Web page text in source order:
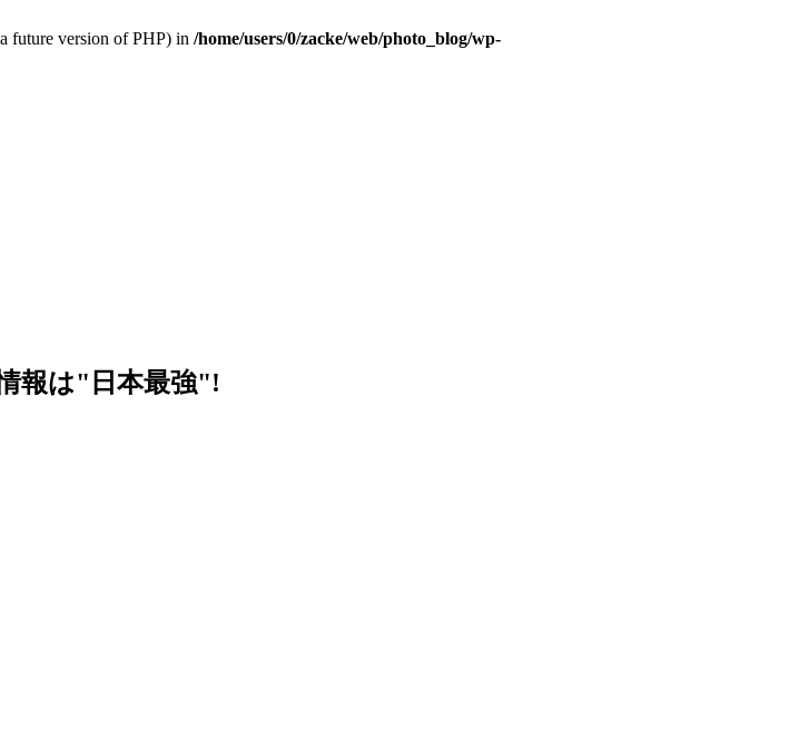
future version of PHP) in /home/users/0/zacke/web/photo_blog/wp-
報は"日本最強"!